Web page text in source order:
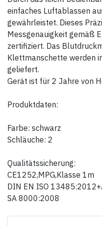
einfaches Luftablassen
gewährleistet. Dieses
Messgenauigkeit gemäß
zertifiziert. Das
Klettmanschette werden
geliefert.
Gerät ist für 2 Jahre von
Produktdaten:
Farbe: schwarz
Schläuche: 2
Qualitätssicherung:
CE1252,MPG,Klasse 1m
DIN EN ISO
SA 8000:2008